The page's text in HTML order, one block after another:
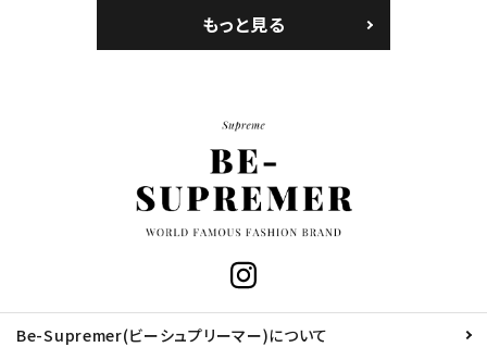
もっと見る
Be-Supremer(ビーシュプリーマー)について